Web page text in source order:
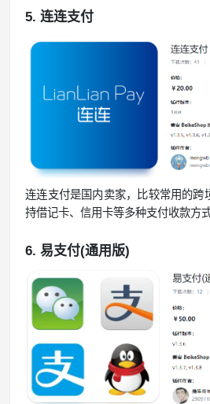
5. 连连支付
连连支付是国内卖家，比较常用的跨
持借记卡、信用卡等多种支付收款方
6. 易支付(通用版)